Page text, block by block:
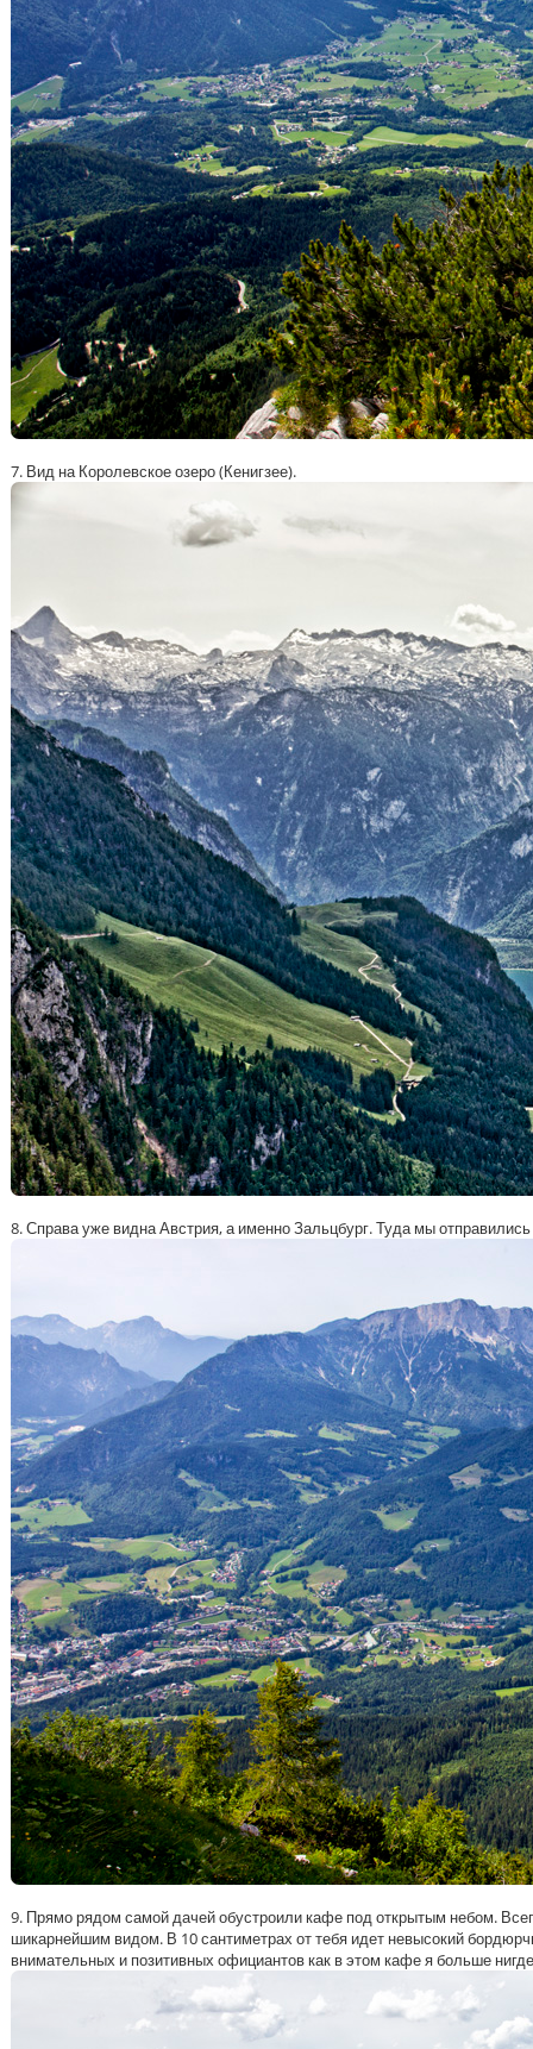
7. Вид на Королевское озеро (Кенигзее).
8. Справа уже видна Австрия, а именно Зальцбург. Туда мы
9. Прямо рядом самой дачей обустроили кафе под открытым небом.
шикарнейшим видом. В 10 сантиметрах от тебя идет невысокий
внимательных и позитивных официантов как в этом кафе я больше